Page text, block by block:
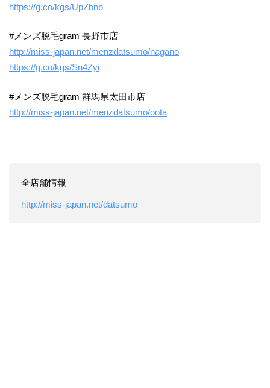
https://g.co/kgs/UpZbnb
#メンズ脱毛gram 長野市店
http://miss-japan.net/menzdatsumo/nagano
https://g.co/kgs/Sn4Zyi
#メンズ脱毛gram 群馬県太田市店
http://miss-japan.net/menzdatsumo/oota
全店舗情報
http://miss-japan.net/datsumo